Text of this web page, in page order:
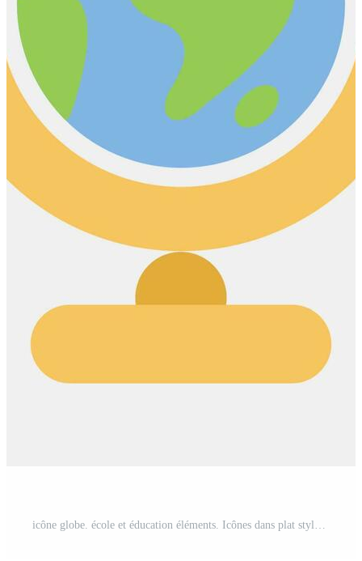
icône globe. école et éducation éléments. Icônes dans plat style. bien pour impressions, affiches, logo, publicité, infographies, etc. Vecteur Pro et SVG Pro